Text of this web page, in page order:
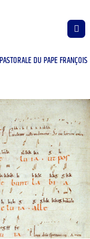
DU PAPE FRANÇOIS